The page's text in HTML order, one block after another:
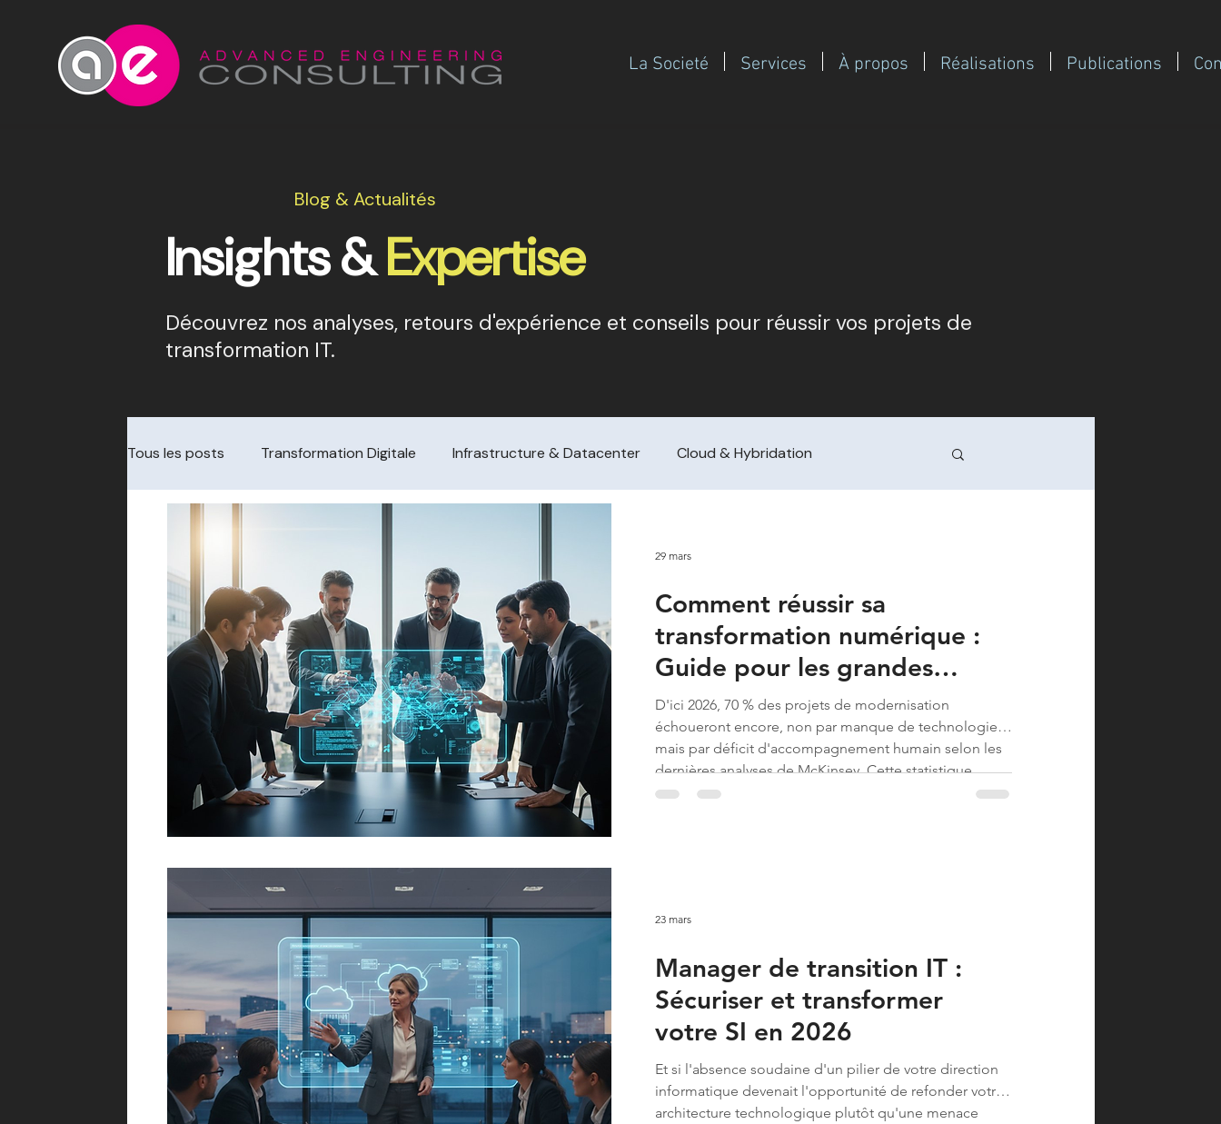
La Societé Services À propos Réalisations Publications
Blog & Actualités
Insights &Expertise
Découvrez nos analyses, retours d'expérience et conseils pour réussir vos projets de
transformation IT.
Tous les posts Transformation Digitale Infrastructure & Datacenter Cloud & Hybridation
Cybersécurité & Audit
Data & Analytics Choix de prestataire Achat de conseil (guides dirigeants FinOps & Green IT
Transformation / change Redressement / turnaround & croissa Pilotage financier / performance op
ITSM / Service Management Change & adoption M&A / intégration IT Gestion de programme/PMO
29 mars
Comment réussir sa
transformation numérique :
Guide pour les grandes
entreprises
D'ici 2026, 70 % des projets de modernisation
échoueront encore, non par manque de technologie,
mais par déficit d'accompagnement humain selon les
dernières analyses de McKinsey. Cette statistique
souligne l'enjeu majeur auquel vous faites face : savoir
23 mars
Manager de transition IT :
Sécuriser et transformer
votre SI en 2026
Et si l'absence soudaine d'un pilier de votre direction
informatique devenait l'opportunité de refonder votre
architecture technologique plutôt qu'une menace